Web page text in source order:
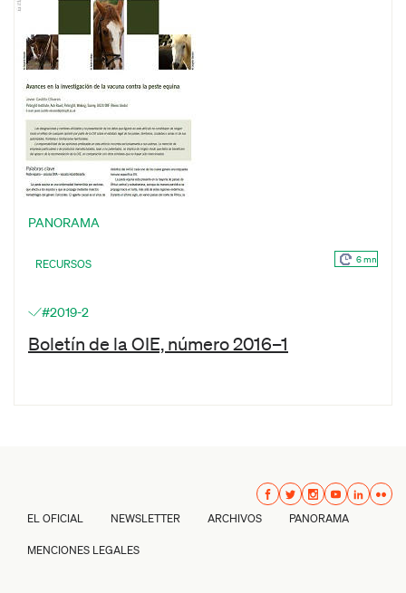
PANORAMA
RECURSOS 6 mn
#2019-2
Boletín de la OIE, número 2016–1
EL OFICIAL NEWSLETTER ARCHIVOS PANORAMA
MENCIONES LEGALES